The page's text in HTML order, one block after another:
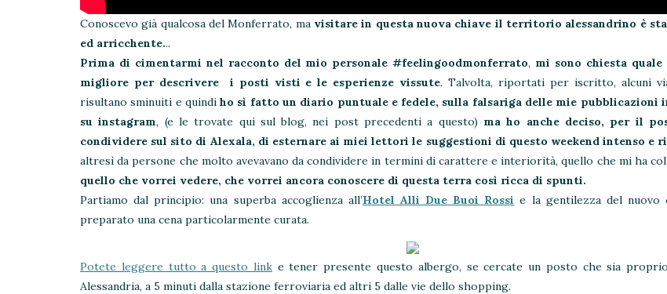
Conoscevo già qualcosa del Monferrato, ma visitare in questa nuova chiave il territorio alessandrino è
ed arricchente...
Prima di cimentarmi nel racconto del mio personale #feelingoodmonferrato, mi sono chiesta
migliore per descrivere i posti visti e le esperienze vissute. Talvolta, riportati per iscritto, alcuni
risultano sminuiti e quindiho sì fatto un diario puntuale e fedele, sulla falsariga delle mie pubblicazioni
su instagram, (e le trovate qui sul blog, nei post precedenti a questo) ma ho anche deciso, per il
condividere sul sito di Alexala, di esternare ai miei lettori le suggestioni di questo weekend intenso e
altresì da persone che molto avevavano da condividere in termini di carattere e interiorità, quello che mi ha
quello che vorrei vedere, che vorrei ancora conoscere di questa terra così ricca di spunti.
Partiamo dal principio: una superba accoglienza all’Hotel Alli Due Buoi Rossi e la gentilezza del nuovo
preparato una cena particolarmente curata.
Potete leggere tutto a questo linke tener presente questo albergo, se cercate un posto che sia
Alessandria, a 5 minuti dalla stazione ferroviaria ed altri 5 dalle vie dello shopping.